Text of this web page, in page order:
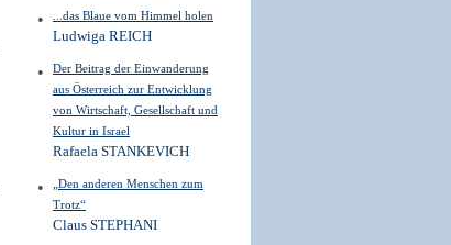
...das Blaue vom Himmel holen
Ludwiga REICH
Der Beitrag der Einwanderung
aus Österreich zur Entwicklung
von Wirtschaft, Gesellschaft und
Kultur in Israel
Rafaela STANKEVICH
„Den anderen Menschen zum
Trotz“
Claus STEPHANI